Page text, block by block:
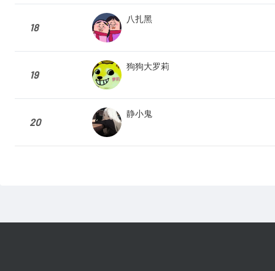
18
八扎黑
19
狗狗大罗莉
20
静小鬼